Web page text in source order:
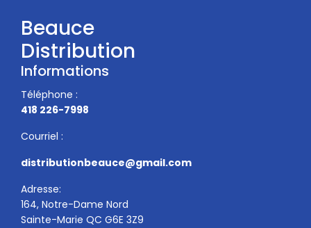
Beauce
Distribution
Informations
Téléphone :
418 226-7998
Courriel :
distributionbeauce@gmail.com
Adresse:
164, Notre-Dame Nord
Sainte-Marie QC G6E 3Z9